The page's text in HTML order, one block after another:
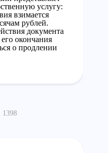
услугу:
взимается
рублей.
документа
его окончания
о продлении
1398